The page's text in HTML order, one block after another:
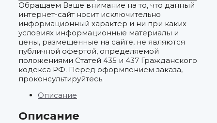
Обращаем Ваше внимание на то, что данный
интернет-сайт носит исключительно
информационный характер и ни при каких
условиях информационные материалы и
цены, размещенные на сайте, не являются
публичной офертой, определяемой
положениями Статей 435 и 437 Гражданского
кодекса РФ. Перед оформлением заказа,
проконсультируйтесь.
Описание
Описание